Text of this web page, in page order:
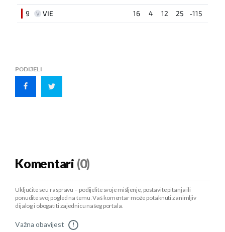
9 V VIE 16 4 12 25 -115
PODIJELI
Komentari (0)
Uključite se u raspravu – podijelite svoje mišljenje, postavite pitanja ili
ponudite svoj pogled na temu. Vaš komentar može potaknuti zanimljiv
dijalog i obogatiti zajednicu našeg portala.
Važna obavijest !